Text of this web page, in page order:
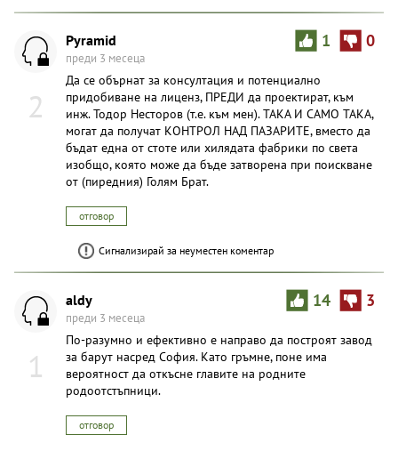
2
1 0
Pyramid
преди 3 месеца
Да се обърнат за консултация и потенциално
придобиване на лиценз, ПРЕДИ да проектират, към
инж. Тодор Несторов (т.е. към мен). ТАКА И САМО ТАКА,
могат да получат КОНТРОЛ НАД ПАЗАРИТЕ, вместо да
бъдат една от стоте или хилядата фабрики по света
изобщо, която може да бъде затворена при поискване
от (пиредния) Голям Брат.
отговор
Сигнализирай за неуместен коментар
1
14 3
aldy
преди 3 месеца
По-разумно и ефективно е направо да построят завод
за барут насред София. Като гръмне, поне има
вероятност да откъсне главите на родните
родоотстъпници.
отговор